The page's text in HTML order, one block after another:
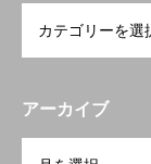
アーカイブ